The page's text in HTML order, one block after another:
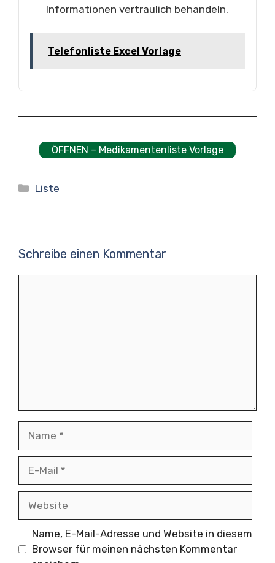
Informationen vertraulich behandeln.
Telefonliste Excel Vorlage
ÖFFNEN – Medikamentenliste Vorlage
Kategorien
Liste
Schreibe einen Kommentar
Mail
Name, E-Mail-Adresse und Website in diesem
Browser für meinen nächsten Kommentar